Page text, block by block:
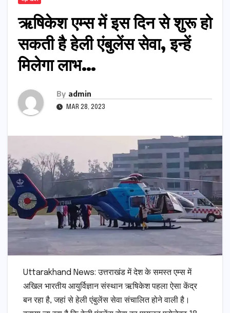
ऋषिकेश एम्स में इस दिन से शुरू हो
सकती है हेली एंबुलेंस सेवा, इन्हें
मिलेगा लाभ…
By admin
MAR 28, 2023
Uttarakhand News: उत्तराखंड में देश के समस्त एम्स में
अखिल भारतीय आयुर्विज्ञान संस्थान ऋषिकेश पहला ऐसा केंद्र
बन रहा है, जहां से हेली एंबुलेंस सेवा संचालित होने वाली है।